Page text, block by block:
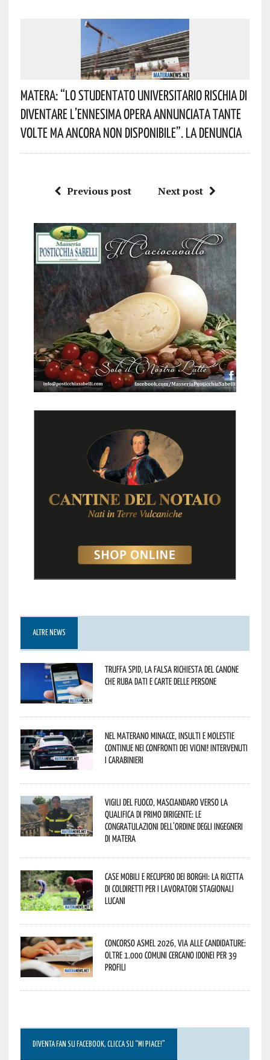
Matera: “Lo Studentato Universitario Rischia Di
Diventare L’ennesima Opera Annunciata Tante
Volte Ma Ancora Non Disponibile”. La Denuncia
Previous post Next post
ALTRE NEWS
Truffa Spid, la falsa richiesta del canone
che ruba dati e carte delle persone
Nel materano minacce, insulti e molestie
continue nei confronti dei vicini! Intervenuti
i Carabinieri
Vigili del Fuoco, Masciandaro verso la
qualifica di Primo Dirigente: le
congratulazioni dell’Ordine degli Ingegneri
di Matera
Case mobili e recupero dei borghi: la ricetta
di Coldiretti per i lavoratori stagionali
lucani
Concorso Asmel 2026, via alle candidature:
oltre 1.000 Comuni cercano idonei per 39
profili
DIVENTA FAN SU FACEBOOK, CLICCA SU “MI PIACE!”